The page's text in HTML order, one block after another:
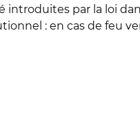
introduites par la loi
: en cas de feu